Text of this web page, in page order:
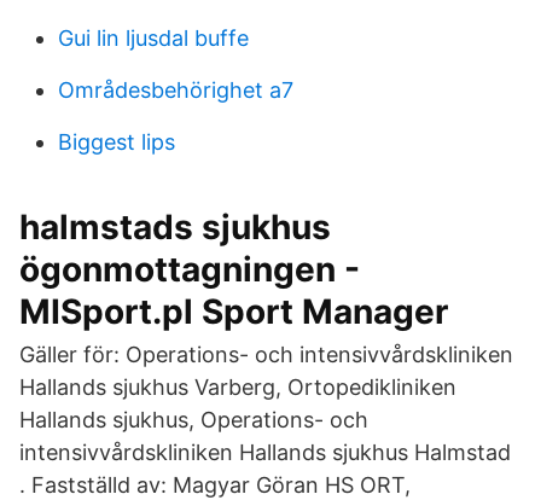
Gui lin ljusdal buffe
Områdesbehörighet a7
Biggest lips
halmstads sjukhus
ögonmottagningen -
MISport.pl Sport Manager
Gäller för: Operations- och intensivvårdskliniken
Hallands sjukhus Varberg, Ortopedikliniken
Hallands sjukhus, Operations- och
intensivvårdskliniken Hallands sjukhus Halmstad
. Fastställd av: Magyar Göran HS ORT,